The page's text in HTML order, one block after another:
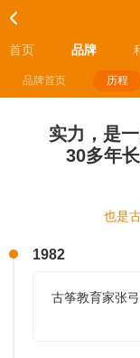
首页 品牌
品牌首页 历程
实力，是
30多年
也是
1982
古筝教育家张